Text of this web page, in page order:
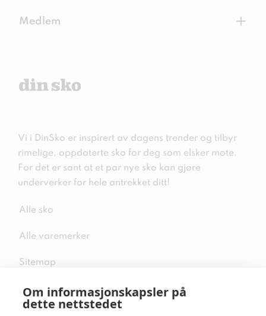
Om informasjonskapsler på
dette nettstedet
Medlem +
Vi i DinSko er inspirert av dagens trender og tilbyr
rimelige, oppdaterte sko for deg som elsker mote.
For det er sant at et par nye sko kan gjøre
underverker for hele antrekket ditt!
Alle sko
Alle varemerker
Sitemap